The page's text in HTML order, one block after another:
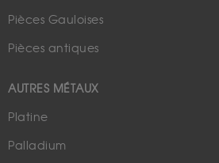
Pièces Gauloises
Pièces antiques
AUTRES MÉTAUX
Platine
Palladium